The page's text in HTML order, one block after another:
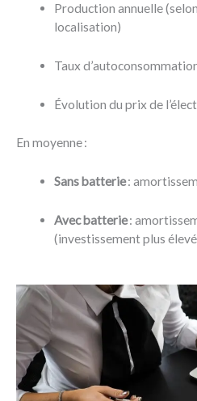
Production annuelle
localisation)
Taux
Évolution du prix de
En moyenne :
Sans batterie:
Avec batterie:
(investissement plus